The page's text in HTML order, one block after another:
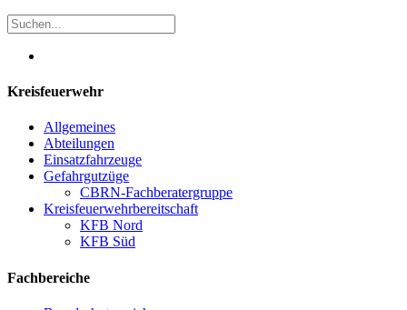
Kreisfeuerwehr
Allgemeines
Abteilungen
Einsatzfahrzeuge
Gefahrgutzüge
CBRN-Fachberatergruppe
Kreisfeuerwehrbereitschaft
KFB Nord
KFB Süd
Fachbereiche